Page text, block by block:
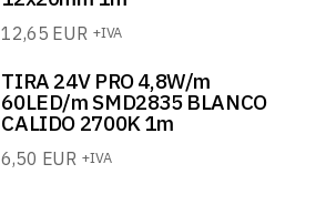
12,65 EUR +IVA
TIRA 24V PRO 4,8W/m
60LED/m SMD2835 BLANCO
CALIDO 2700K 1m
6,50 EUR +IVA